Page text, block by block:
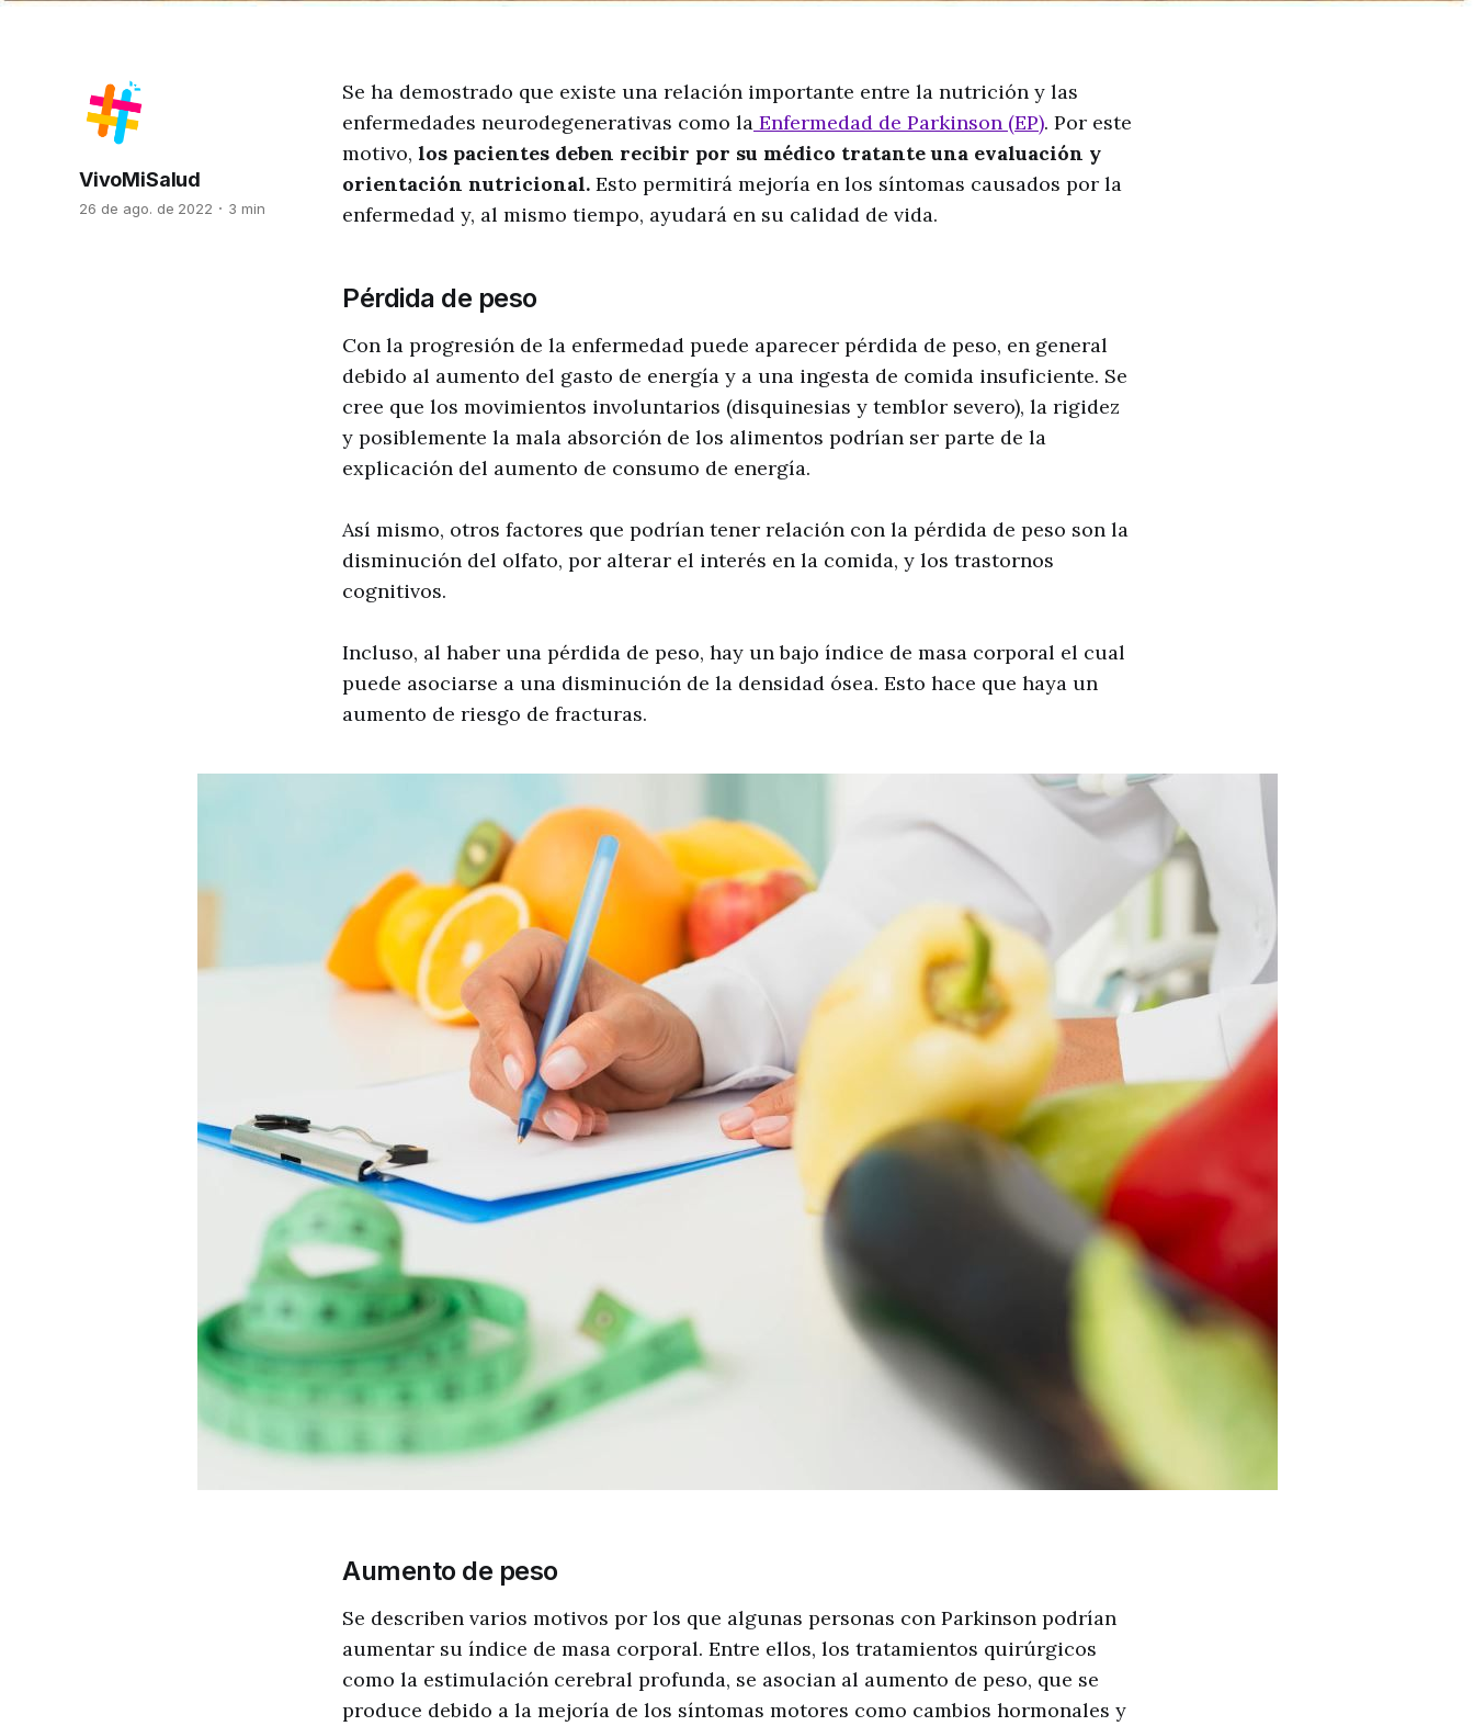
VivoMiSalud
26 de ago. de 2022 3 min
Se ha demostrado que existe una relación importante entre la nutrición y las
enfermedades neurodegenerativas como la Enfermedad de Parkinson (EP). Por este
motivo, los pacientes deben recibir por su médico tratante una evaluación y
orientación nutricional. Esto permitirá mejoría en los síntomas causados por la
enfermedad y, al mismo tiempo, ayudará en su calidad de vida.
Pérdida de peso
Con la progresión de la enfermedad puede aparecer pérdida de peso, en general
debido al aumento del gasto de energía y a una ingesta de comida insuficiente. Se
cree que los movimientos involuntarios (disquinesias y temblor severo), la rigidez
y posiblemente la mala absorción de los alimentos podrían ser parte de la
explicación del aumento de consumo de energía.
Así mismo, otros factores que podrían tener relación con la pérdida de peso son la
disminución del olfato, por alterar el interés en la comida, y los trastornos
cognitivos.
Incluso, al haber una pérdida de peso, hay un bajo índice de masa corporal el cual
puede asociarse a una disminución de la densidad ósea. Esto hace que haya un
aumento de riesgo de fracturas.
Aumento de peso
Se describen varios motivos por los que algunas personas con Parkinson podrían
aumentar su índice de masa corporal. Entre ellos, los tratamientos quirúrgicos
como la estimulación cerebral profunda, se asocian al aumento de peso, que se
produce debido a la mejoría de los síntomas motores como cambios hormonales y